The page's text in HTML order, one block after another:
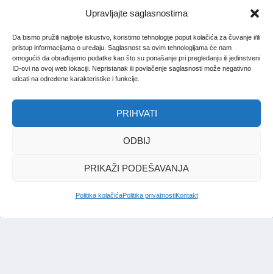
Upravljajte saglasnostima
Da bismo pružili najbolje iskustvo, koristimo tehnologije poput kolačića za čuvanje i/ili
pristup informacijama o uređaju. Saglasnost sa ovim tehnologijama će nam
omogućiti da obrađujemo podatke kao što su ponašanje pri pregledanju ili jedinstveni
ID-ovi na ovoj web lokaciji. Nepristanak ili povlačenje saglasnosti može negativno
uticati na određene karakteristike i funkcije.
PRIHVATI
ODBIJ
PRIKAŽI PODEŠAVANJA
Politika kolačićaPolitika privatnostiKontakt